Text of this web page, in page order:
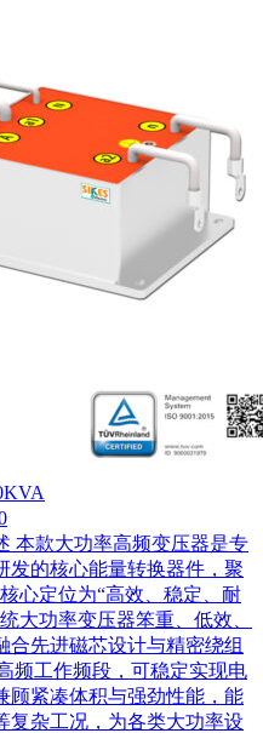
本款大功率高频变压器是专
发的核心能量转换器件，聚
心定位为“高效、稳定、耐
大功率变压器笨重、低效、
合先进磁芯设计与精密绕组
频工作频段，可稳定实现电
顾紧凑体积与强劲性能，能
复杂工况，为各类大功率设